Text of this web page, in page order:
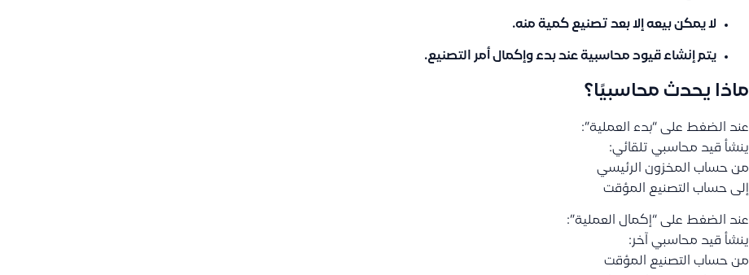
لا يمكن بيعه إلا بعد تصنيع كمية منه.
يتم إنشاء قيود محاسبية عند بدء وإكمال أمر التصنيع.
ماذا يحدث محاسبيًا؟
عند الضغط على “بدء العملية”:
ينشأ قيد محاسبي تلقائي:
من حساب المخزون الرئيسي
إلى حساب التصنيع المؤقت
عند الضغط على “إكمال العملية”:
ينشأ قيد محاسبي آخر:
من حساب التصنيع المؤقت